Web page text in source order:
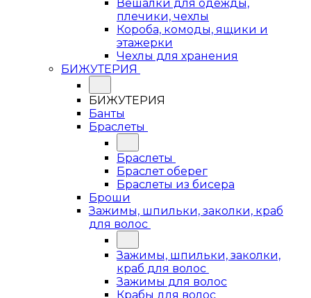
Вешалки для одежды,
плечики, чехлы
Короба, комоды, ящики и
этажерки
Чехлы для хранения
БИЖУТЕРИЯ
БИЖУТЕРИЯ
Банты
Браслеты
Браслеты
Браслет оберег
Браслеты из бисера
Броши
Зажимы, шпильки, заколки, краб
для волос
Зажимы, шпильки, заколки,
краб для волос
Зажимы для волос
Крабы для волос